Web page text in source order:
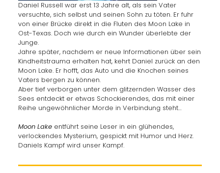
Daniel Russell war erst 13 Jahre alt, als sein Vater
versuchte, sich selbst und seinen Sohn zu töten. Er fuhr
von einer Brücke direkt in die Fluten des Moon Lake in
Ost-Texas. Doch wie durch ein Wunder überlebte der
Junge.
Jahre später, nachdem er neue Informationen über sein
Kindheitstrauma erhalten hat, kehrt Daniel zurück an den
Moon Lake. Er hofft, das Auto und die Knochen seines
Vaters bergen zu können.
Aber tief verborgen unter dem glitzernden Wasser des
Sees entdeckt er etwas Schockierendes, das mit einer
Reihe ungewöhnlicher Morde in Verbindung steht…
Moon Lakeentführt seine Leser in ein glühendes,
verlockendes Mysterium, gespickt mit Humor und Herz.
Daniels Kampf wird unser Kampf.